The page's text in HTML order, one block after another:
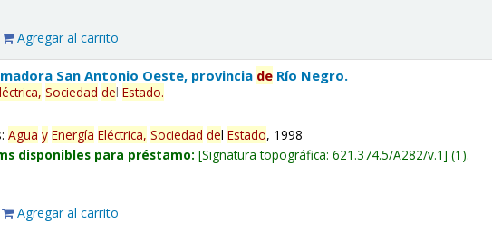
Agregar al carrito
San Antonio Oeste, provincia de Río Negro.
Sociedad delEstado.
Agua y Energía Eléctrica, Sociedad delEstado, 1998
disponibles para préstamo: Signatura topográfica:621.374.5/A282/v.1 (1).
Agregar al carrito